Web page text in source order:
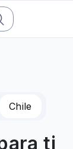
Chile
ti